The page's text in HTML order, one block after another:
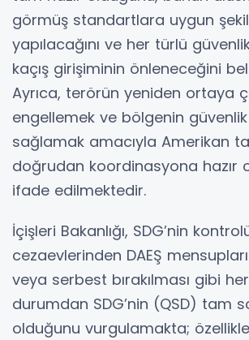
görmüş standartlara uygun
yapılacağını ve her türlü
kaçış girişiminin önleneceğini
Ayrıca, terörün yeniden ortaya
engellemek ve bölgenin güvenlik
sağlamak amacıyla Amerikan
doğrudan koordinasyona hazır
ifade edilmektedir.
İçişleri Bakanlığı, SDG’nin
cezaevlerinden DAEŞ
veya serbest bırakılması gibi
durumdan SDG’nin (QSD) tam
olduğunu vurgulamakta;